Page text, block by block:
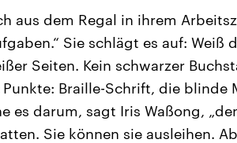
aus dem Regal in ihrem
Sie schlägt es auf: Weiß
Seiten. Kein schwarzer
Braille-Schrift, die blinde
es darum, sagt Iris Waßong,
Sie können sie ausleihen.